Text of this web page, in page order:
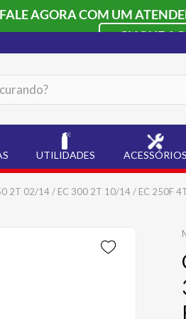
AGORA COM UM
CLIQUE
UTILIDADES ACESSÓRIOS
2T 02/14 / EC 300 2T 10/14 / EC 250F